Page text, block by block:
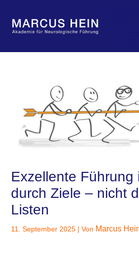
springen
Exzellente Führung
durch Ziele – nicht
Listen
11. September 2025 | Von Marcus